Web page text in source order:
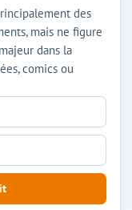
des
mais ne figure
dans la
comics ou